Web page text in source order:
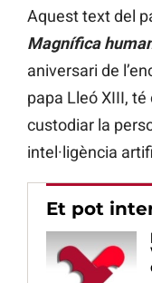
Aquest text del
Magnífica
aniversari de
papa Lleó XIII,
custodiar la
intel·ligència
Et pot